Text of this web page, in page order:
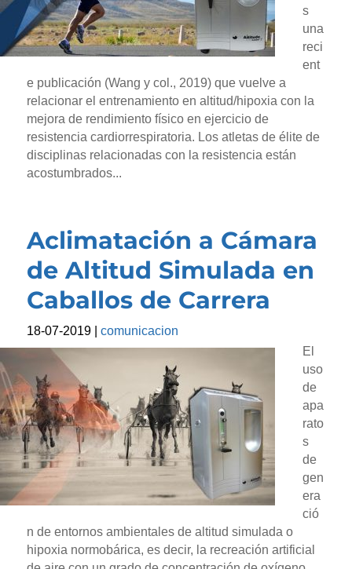
s
una
reci
ent
e publicación (Wang y col., 2019) que vuelve a
relacionar el entrenamiento en altitud/hipoxia con la
mejora de rendimiento físico en ejercicio de
resistencia cardiorrespiratoria. Los atletas de élite de
disciplinas relacionadas con la resistencia están
acostumbrados...
Aclimatación a Cámara
de Altitud Simulada en
Caballos de Carrera
18-07-2019 |comunicacion
El
uso
de
apa
rato
s
de
gen
era
ció
n de entornos ambientales de altitud simulada o
hipoxia normobárica, es decir, la recreación artificial